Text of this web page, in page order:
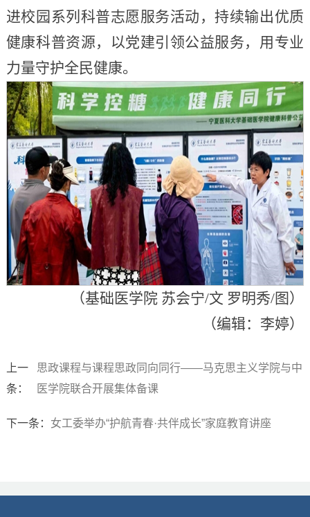
进校园系列科普志愿服务活动，持续输出优质
健康科普资源，以党建引领公益服务，用专业
力量守护全民健康。
（基础医学院 苏会宁/文 罗明秀/图）
（编辑：李婷）
上一
条：
思政课程与课程思政同向同行——马克思主义学院与中
医学院联合开展集体备课
下一条： 女工委举办“护航青春·共伴成长”家庭教育讲座